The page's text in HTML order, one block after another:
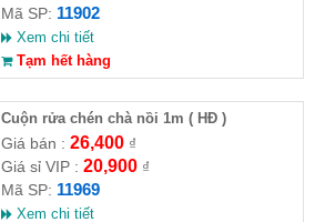
Mã SP: 11902
Xem chi tiết
Tạm hết hàng
Cuộn rửa chén chà nồi 1m ( HĐ )
Giá bán : 26,400₫
Giá sỉ VIP : 20,900₫
Mã SP: 11969
Xem chi tiết